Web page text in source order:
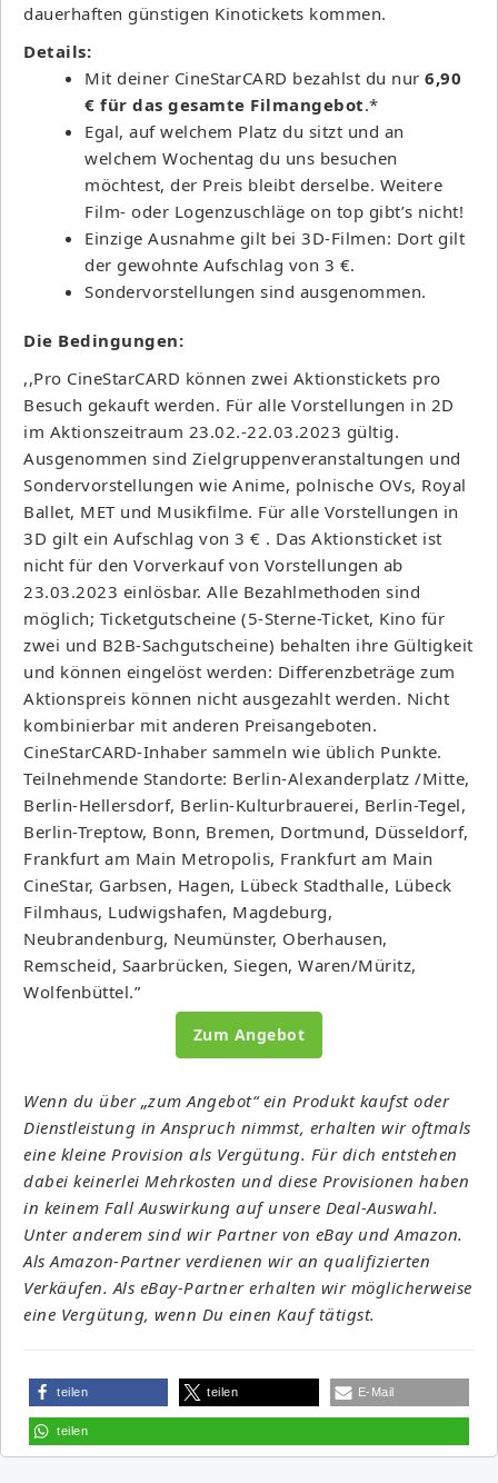
dauerhaften günstigen Kinotickets kommen.
Details:
Mit deiner CineStarCARD bezahlst du nur 6,90
€ für das gesamte Filmangebot.*
Egal, auf welchem Platz du sitzt und an
welchem Wochentag du uns besuchen
möchtest, der Preis bleibt derselbe. Weitere
Film- oder Logenzuschläge on top gibt’s nicht!
Einzige Ausnahme gilt bei 3D-Filmen: Dort gilt
der gewohnte Aufschlag von 3 €.
Sondervorstellungen sind ausgenommen.
Die Bedingungen:
,,Pro CineStarCARD können zwei Aktionstickets pro
Besuch gekauft werden. Für alle Vorstellungen in 2D
im Aktionszeitraum 23.02.-22.03.2023 gültig.
Ausgenommen sind Zielgruppenveranstaltungen und
Sondervorstellungen wie Anime, polnische OVs, Royal
Ballet, MET und Musikfilme. Für alle Vorstellungen in
3D gilt ein Aufschlag von 3 € . Das Aktionsticket ist
nicht für den Vorverkauf von Vorstellungen ab
23.03.2023 einlösbar. Alle Bezahlmethoden sind
möglich; Ticketgutscheine (5-Sterne-Ticket, Kino für
zwei und B2B-Sachgutscheine) behalten ihre Gültigkeit
und können eingelöst werden: Differenzbeträge zum
Aktionspreis können nicht ausgezahlt werden. Nicht
kombinierbar mit anderen Preisangeboten.
CineStarCARD-Inhaber sammeln wie üblich Punkte.
Teilnehmende Standorte: Berlin-Alexanderplatz /Mitte,
Berlin-Hellersdorf, Berlin-Kulturbrauerei, Berlin-Tegel,
Berlin-Treptow, Bonn, Bremen, Dortmund, Düsseldorf,
Frankfurt am Main Metropolis, Frankfurt am Main
CineStar, Garbsen, Hagen, Lübeck Stadthalle, Lübeck
Filmhaus, Ludwigshafen, Magdeburg,
Neubrandenburg, Neumünster, Oberhausen,
Remscheid, Saarbrücken, Siegen, Waren/Müritz,
Wolfenbüttel.”
Zum Angebot
Wenn du über „zum Angebot“ ein Produkt kaufst oder
Dienstleistung in Anspruch nimmst, erhalten wir oftmals
eine kleine Provision als Vergütung. Für dich entstehen
dabei keinerlei Mehrkosten und diese Provisionen haben
in keinem Fall Auswirkung auf unsere Deal-Auswahl.
Unter anderem sind wir Partner von eBay und Amazon.
Als Amazon-Partner verdienen wir an qualifizierten
Verkäufen. Als eBay-Partner erhalten wir möglicherweise
eine Vergütung, wenn Du einen Kauf tätigst.
teilen teilen E-Mail
teilen